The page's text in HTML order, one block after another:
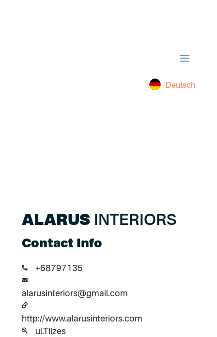
Deutsch
ALARUS INTERIORS
Contact Info
+68797135
alarusinteriors@gmail.com
http://www.alarusinteriors.com
ul.Tilzes